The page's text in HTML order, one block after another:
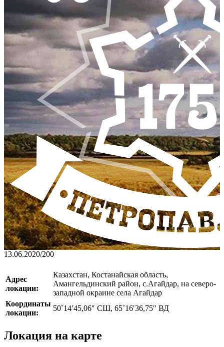
13.06.2020/200
Адрес
локации:
Казахстан, Костанайская область,
Амангельдинский район, с.Агайдар, на северо-
западной окраине села Агайдар
Координаты
локации:
50˚14′45,06″ СШ, 65˚16′36,75″ ВД
Локация на карте